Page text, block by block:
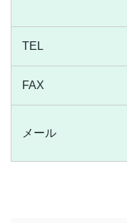
TEL
FAX
メール